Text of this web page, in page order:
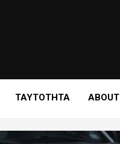
ΤΑΥΤΟΤΗΤΑ ABOUT